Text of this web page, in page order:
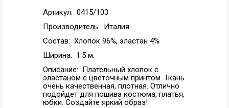
Артикул: 0415/103
Производитель: Италия
Состав: Хлопок 96%, эластан 4%
Ширина: 1.5 м.
Описание: Плательный хлопок с
эластаном с цветочным принтом. Ткань
очень качественная, плотная. Отлично
подойдет для пошива костюма, платья,
юбки. Создайте яркий образ!